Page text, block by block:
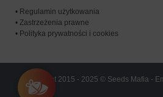
• Regulamin użytkowania
• Zastrzeżenia prawne
• Polityka prywatności i cookies
Copyright 2015 - 2025 © Seeds Mafia -